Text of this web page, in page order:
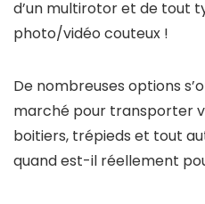
d’un multirotor et de tout
photo/vidéo couteux !
De nombreuses options
marché pour transporter
boitiers, trépieds et tout
quand est-il réellement